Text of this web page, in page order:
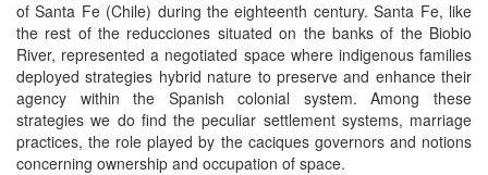
of Santa Fe (Chile) during the eighteenth century. Santa Fe, like
the rest of the reducciones situated on the banks of the Biobio
River, represented a negotiated space where indigenous families
deployed strategies hybrid nature to preserve and enhance their
agency within the Spanish colonial system. Among these
strategies we do find the peculiar settlement systems, marriage
practices, the role played by the caciques governors and notions
concerning ownership and occupation of space.